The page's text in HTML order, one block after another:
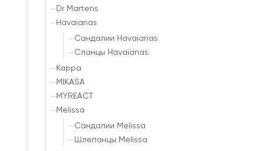
Dr Martens
Havaianas
Сандалии Havaianas
Сланцы Havaianas
Kappa
MIKASA
MYREACT
Melissa
Сандалии Melissa
Шлепанцы Melissa